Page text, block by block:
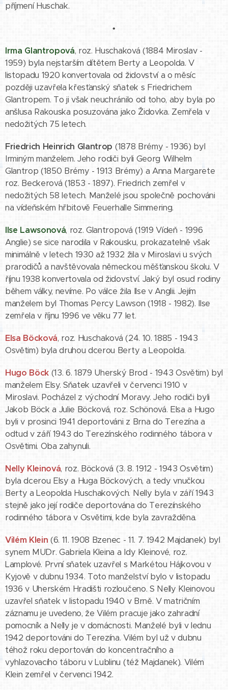
příjmení Huschak.
•
Irma Glantropová, roz. Huschaková (1884 Miroslav -
1959) byla nejstarším dítětem Berty a Leopolda. V
listopadu 1920 konvertovala od židovství a o měsíc
později uzavřela křesťanský sňatek s Friedrichem
Glantropem. To ji však neuchránilo od toho, aby byla po
anšlusa Rakouska posuzována jako Židovka. Zemřela v
nedožitých 75 letech.
Friedrich Heinrich Glantrop (1878 Brémy - 1936) byl
Irminým manželem. Jeho rodiči byli Georg Wilhelm
Glantrop (1850 Brémy - 1913 Brémy) a Anna Margarete
roz. Beckerová (1853 - 1897). Friedrich zemřel v
nedožitých 58 letech. Manželé jsou společně pochováni
na vídeňském hřbitově Feuerhalle Simmering.
Ilse Lawsonová, roz. Glantropová (1919 Vídeň - 1996
Anglie) se sice narodila v Rakousku, prokazatelně však
minimálně v letech 1930 až 1932 žila v Miroslavi u svých
prarodičů a navštěvovala německou měšťanskou školu. V
říjnu 1938 konvertovala od židovství. Jaký byl osud rodiny
během války, nevíme. Po válce žila Ilse v Anglii. Jejím
manželem byl Thomas Percy Lawson (1918 - 1982). Ilse
zemřela v říjnu 1996 ve věku 77 let.
Elsa Böcková, roz. Huschaková (24. 10. 1885 - 1943
Osvětim) byla druhou dcerou Berty a Leopolda.
Hugo Böck (13. 6. 1879 Uherský Brod - 1943 Osvětim) byl
manželem Elsy. Sňatek uzavřeli v červenci 1910 v
Miroslavi. Pocházel z východní Moravy. Jeho rodiči byli
Jakob Böck a Julie Böcková, roz. Schönová. Elsa a Hugo
byli v prosinci 1941 deportováni z Brna do Terezína a
odtud v září 1943 do Terezínského rodinného tábora v
Osvětimi. Oba zahynuli.
Nelly Kleinová, roz. Böcková (3. 8. 1912 - 1943 Osvětim)
byla dcerou Elsy a Huga Böckových, a tedy vnučkou
Berty a Leopolda Huschakových. Nelly byla v září 1943
stejně jako její rodiče deportována do Terezínského
rodinného tábora v Osvětimi, kde byla zavražděna.
Vilém Klein (6. 11. 1908 Bzenec - 11. 7. 1942 Majdanek) byl
synem MUDr. Gabriela Kleina a Idy Kleinové, roz.
Lamplové. První sňatek uzavřel s Markétou Hájkovou v
Kyjově v dubnu 1934. Toto manželství bylo v listopadu
1936 v Uherském Hradišti rozloučeno. S Nelly Kleinovou
uzavřel sňatek v listopadu 1940 v Brně. V matričním
záznamu je uvedeno, že Vilém pracuje jako zahradní
pomocník a Nelly je v domácnosti. Manželé byli v lednu
1942 deportováni do Terezína. Vilém byl už v dubnu
téhož roku deportován do koncentračního a
vyhlazovacího táboru v Lublinu (též Majdanek). Vilém
Klein zemřel v červenci 1942.